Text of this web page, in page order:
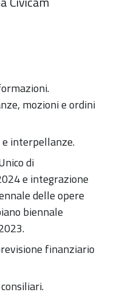
mozioni e ordini
interpellanze.
di
e integrazione
delle opere
biennale
finanziario